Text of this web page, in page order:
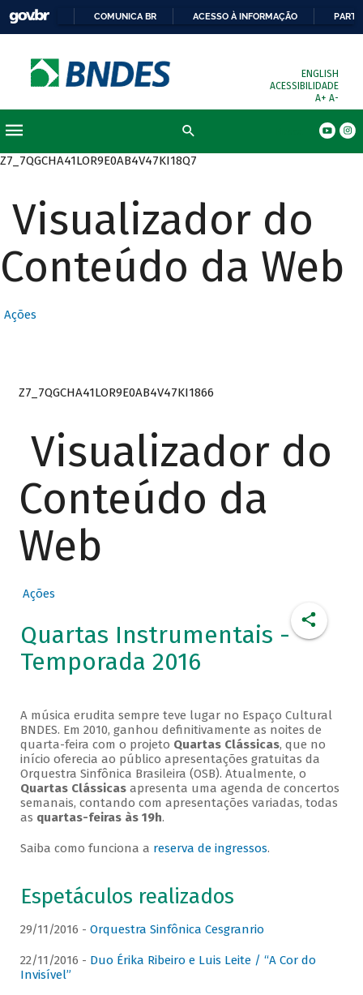
COMUNICA BR ACESSO À INFORMAÇÃO
ENGLISH
ACESSIBILIDADE
A+ A-
Z7_7QGCHA41LOR9E0AB4V47KI18Q7
Visualizador do
Conteúdo da Web
Ações
Z7_7QGCHA41LOR9E0AB4V47KI1866
Visualizador do
Conteúdo da
Web
Ações
Quartas Instrumentais -
Temporada 2016
A música erudita sempre teve lugar no Espaço Cultural
BNDES. Em 2010, ganhou definitivamente as noites de
quarta-feira com o projeto Quartas Clássicas, que no
início oferecia ao público apresentações gratuitas da
Orquestra Sinfônica Brasileira (OSB). Atualmente, o
Quartas Clássicasapresenta uma agenda de concertos
semanais, contando com apresentações variadas, todas
as quartas-feiras às 19h.
Saiba como funciona a reserva de ingressos.
Espetáculos realizados
29/11/2016 - Orquestra Sinfônica Cesgranrio
22/11/2016 - Duo Érika Ribeiro e Luis Leite / “A Cor do
Invisível”